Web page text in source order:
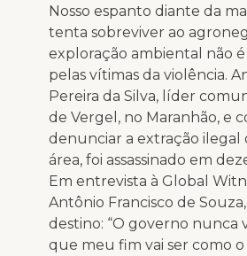
Nosso espanto diante da
tenta sobreviver ao
exploração ambiental não
pelas vítimas da violência.
Pereira da Silva, líder
de Vergel, no Maranhão, e
denunciar a extração ilegal
área, foi assassinado em
Em entrevista à Global
Antônio Francisco de
destino: “O governo nunca
que meu fim vai ser como